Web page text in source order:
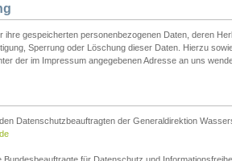
gespeicherten personenbezogenen Daten, deren
Sperrung oder Löschung dieser Daten. Hierzu
der im Impressum angegebenen Adresse an uns
Datenschutzbeauftragten der Generaldirektion